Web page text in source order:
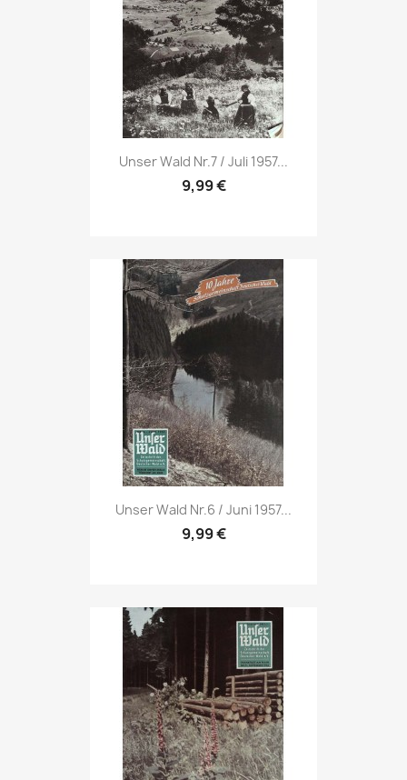
Vorschau
Unser Wald Nr.7 / Juli 1957...
9,99 €
Vorschau
Unser Wald Nr.6 / Juni 1957...
9,99 €